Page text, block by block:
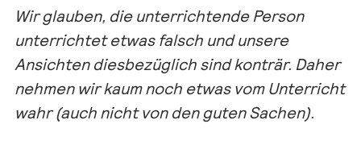
Wir glauben, die unterrichtende Person
unterrichtet etwas falsch und unsere
Ansichten diesbezüglich sind konträr. Daher
nehmen wir kaum noch etwas vom Unterricht
wahr (auch nicht von den guten Sachen).